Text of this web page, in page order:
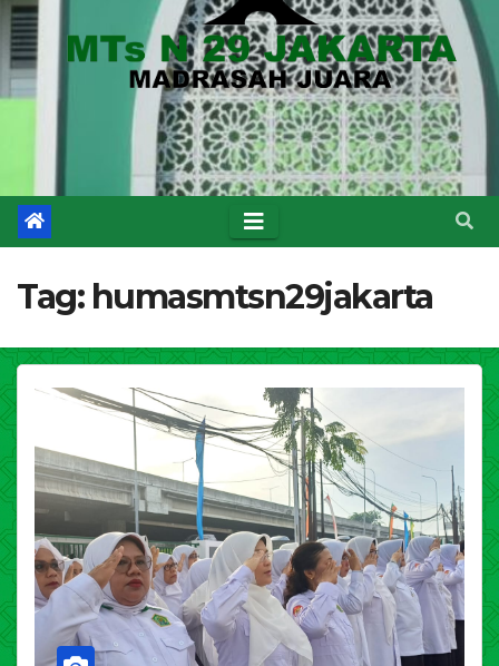
Tag: humasmtsn29jakarta